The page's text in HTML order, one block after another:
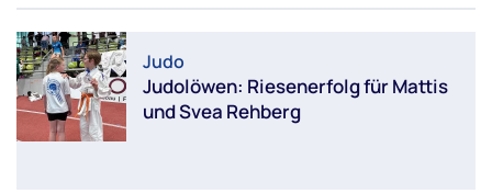
Judo
Judolöwen: Riesenerfolg für Mattis
und Svea Rehberg